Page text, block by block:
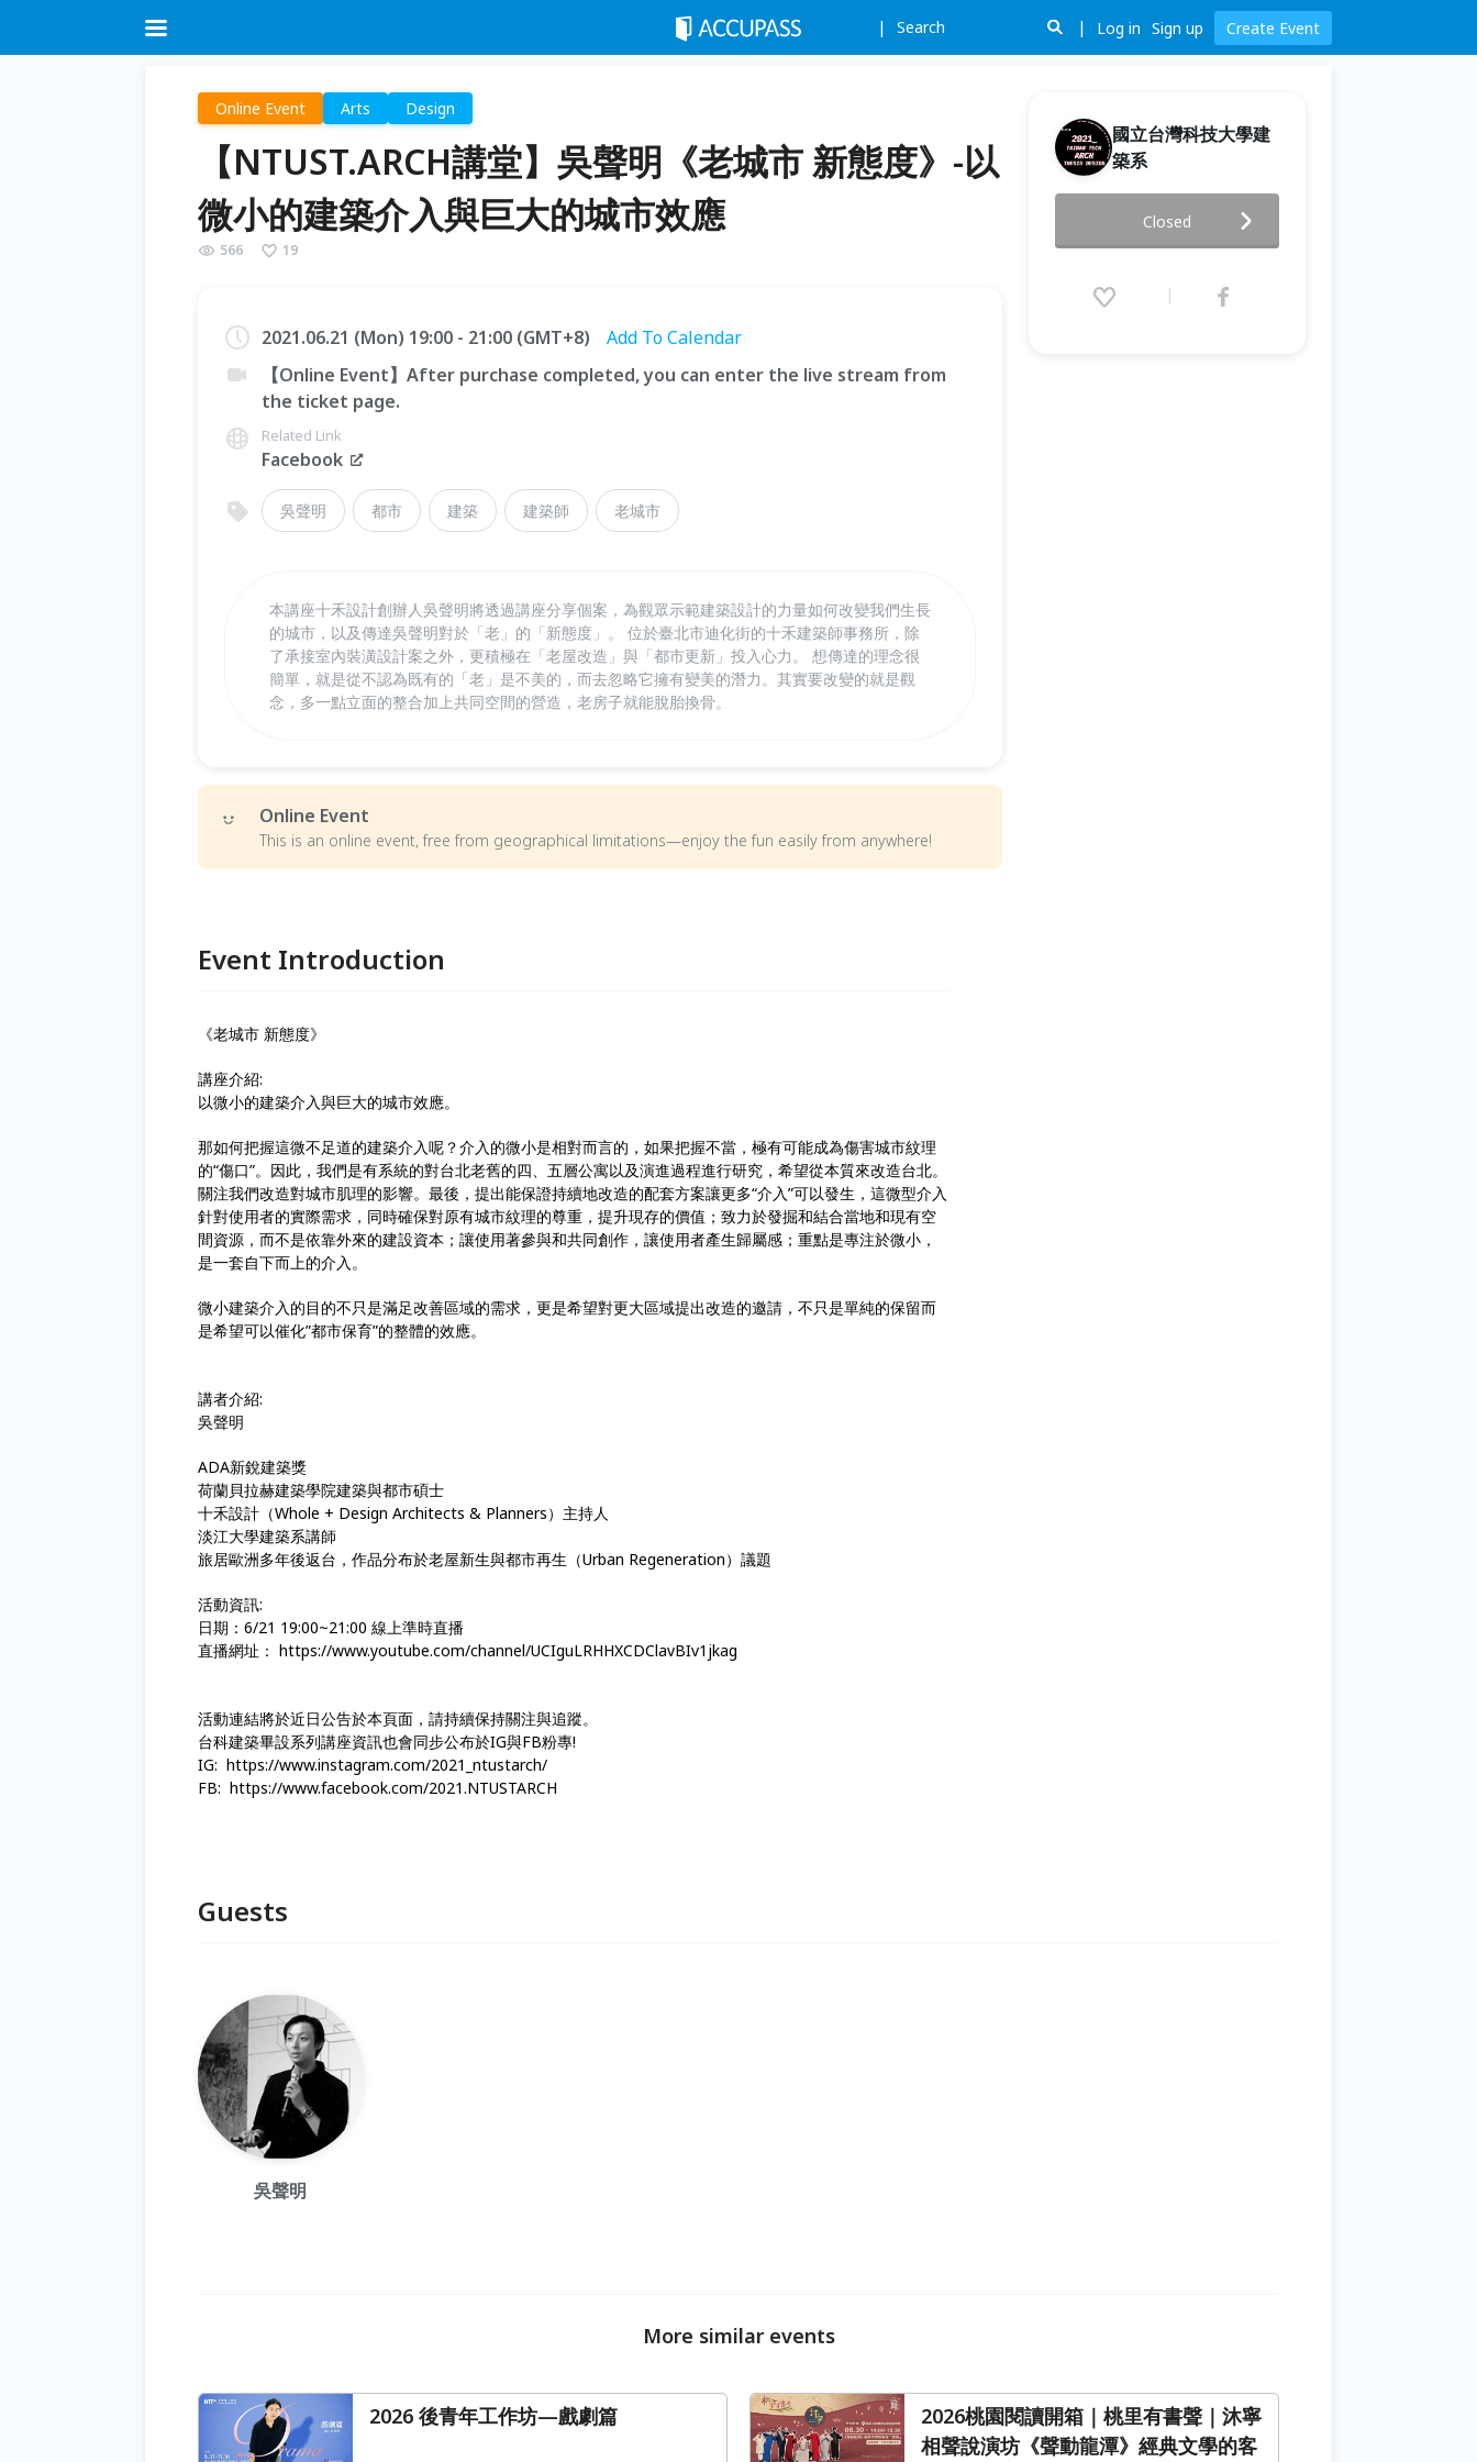
Search Log in Sign up Create Event
Online Event Arts Design
【NTUST.ARCH講堂】吳聲明《老城市 新態度》-以
微小的建築介入與巨大的城市效應
566 19
2021.06.21 (Mon) 19:00 - 21:00 (GMT+8)
Add To Calendar
【Online Event】After purchase completed, you can enter the live stream from
the ticket page.
Related Link
Facebook
吳聲明 都市 建築 建築師 老城市
本講座十禾設計創辦人吳聲明將透過講座分享個案，為觀眾示範建築設計的力量如何改變我們生長
的城市，以及傳達吳聲明對於「老」的「新態度」。 位於臺北市迪化街的十禾建築師事務所，除
了承接室內裝潢設計案之外，更積極在「老屋改造」與「都市更新」投入心力。 想傳達的理念很
簡單，就是從不認為既有的「老」是不美的，而去忽略它擁有變美的潛力。其實要改變的就是觀
念，多一點立面的整合加上共同空間的營造，老房子就能脫胎換骨。
Online Event
This is an online event, free from geographical limitations—enjoy the fun easily from anywhere!
Event Introduction
《老城市 新態度》
講座介紹:
以微小的建築介入與巨大的城市效應。
那如何把握這微不足道的建築介入呢？介入的微小是相對而言的，如果把握不當，極有可能成為傷害城市紋理
的“傷口”。因此，我們是有系統的對台北老舊的四、五層公寓以及演進過程進行研究，希望從本質來改造台北。
關注我們改造對城市肌理的影響。最後，提出能保證持續地改造的配套方案讓更多“介入”可以發生，這微型介入
針對使用者的實際需求，同時確保對原有城市紋理的尊重，提升現存的價值；致力於發掘和結合當地和現有空
間資源，而不是依靠外來的建設資本；讓使用著參與和共同創作，讓使用者產生歸屬感；重點是專注於微小，
是一套自下而上的介入。
微小建築介入的目的不只是滿足改善區域的需求，更是希望對更大區域提出改造的邀請，不只是單純的保留而
是希望可以催化”都市保育”的整體的效應。
講者介紹:
吳聲明
ADA新銳建築獎
荷蘭貝拉赫建築學院建築與都市碩士
十禾設計（Whole + Design Architects & Planners）主持人
淡江大學建築系講師
旅居歐洲多年後返台，作品分布於老屋新生與都市再生（Urban Regeneration）議題
活動資訊:
日期：6/21 19:00~21:00 線上準時直播
直播網址： https://www.youtube.com/channel/UCIguLRHHXCDClavBIv1jkag
活動連結將於近日公告於本頁面，請持續保持關注與追蹤。
台科建築畢設系列講座資訊也會同步公布於IG與FB粉專!
IG: https://www.instagram.com/2021_ntustarch/
FB: https://www.facebook.com/2021.NTUSTARCH
國立台灣科技大學建
築系
《老城市 新態度》-以微小的建
築介入與巨大的城市效應
(GMT+8)
Closed
Guests
吳聲明
More similar events
2026 後青年工作坊—戲劇篇
2026桃園閱讀開箱｜桃里有書聲｜沐寧
相聲說演坊《聲動龍潭》經典文學的客